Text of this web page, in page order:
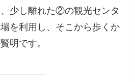
少し離れた②の観光センタ
を利用し、そこから歩くか
明です。